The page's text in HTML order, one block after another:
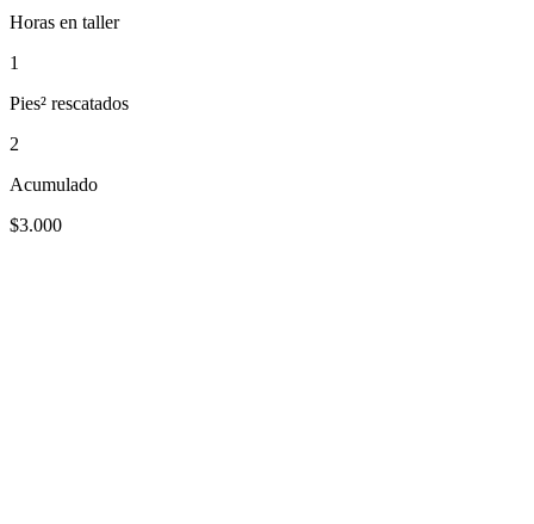
Horas en taller
1
Pies² rescatados
2
Acumulado
$3.000